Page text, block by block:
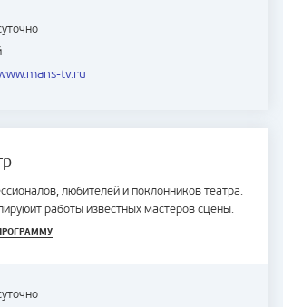
tv.ru
любителей и поклонников театра.
работы известных мастеров сцены.